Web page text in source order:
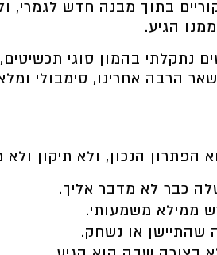
בתוך מבנה חדש
הגיע.
נתקלתי בהמון סוגי
הרבה אחרינו, סימבולי
הנכון, ולא תיקון ולא
כבר לא מדבר אליך.
ממילא משמעותי.
שהתיישן או נשחק.